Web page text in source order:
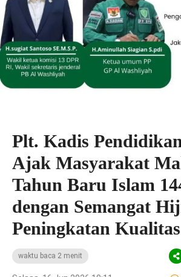
Plt. Kadis
Ajak Masyarakat
Tahun Baru Islam
dengan Semangat
Peningkatan
waktu baca 2 menit